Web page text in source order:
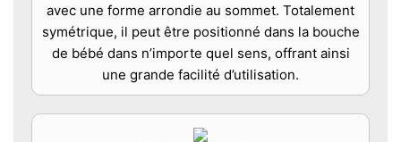
avec une forme arrondie au sommet. Totalement
symétrique, il peut être positionné dans la bouche
de bébé dans n’importe quel sens, offrant ainsi
une grande facilité d’utilisation.